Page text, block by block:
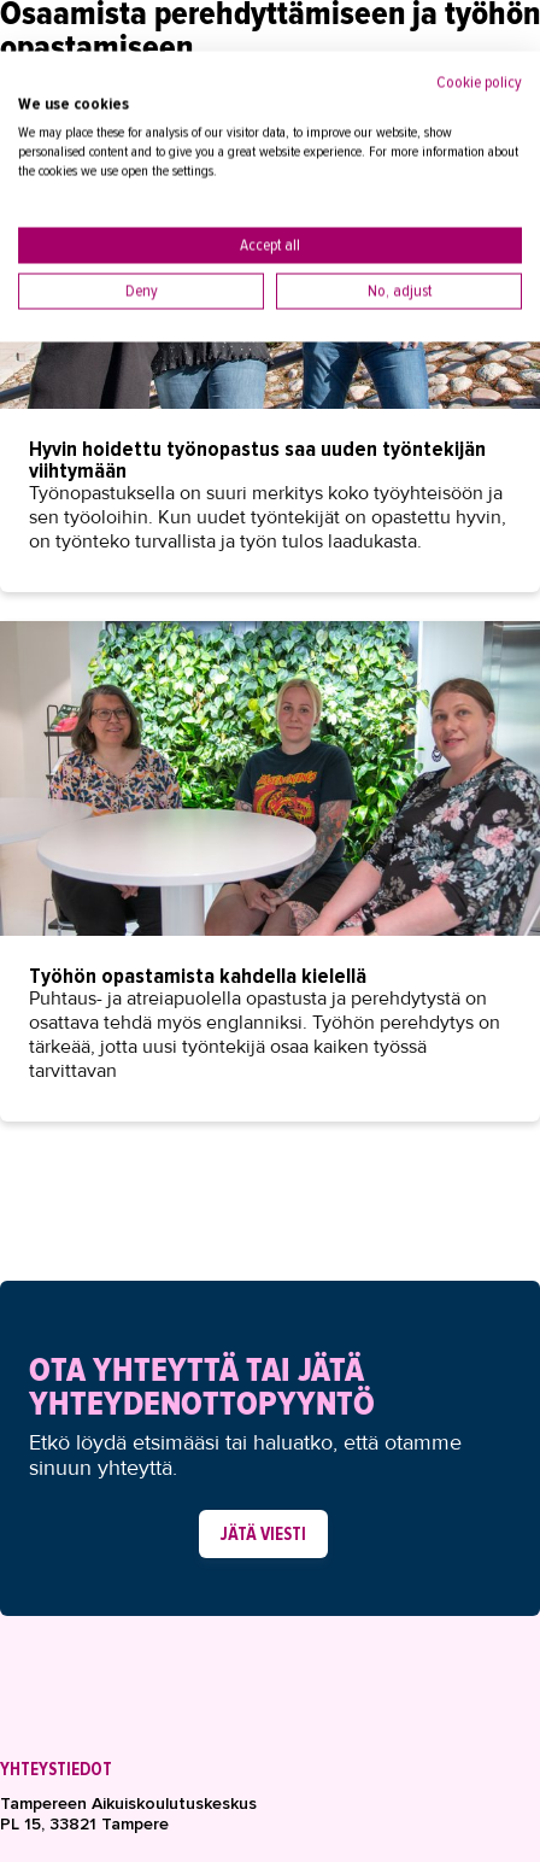
Osaamista perehdyttämiseen ja työhön
opastamiseen
Hyvin hoidettu työnopastus saa uuden työntekijän
viihtymään
Työnopastuksella on suuri merkitys koko työyhteisöön ja
sen työoloihin. Kun uudet työntekijät on opastettu hyvin,
on työnteko turvallista ja työn tulos laadukasta.
Työhön opastamista kahdella kielellä
Puhtaus- ja atreiapuolella opastusta ja perehdytystä on
osattava tehdä myös englanniksi. Työhön perehdytys on
tärkeää, jotta uusi työntekijä osaa kaiken työssä
tarvittavan
OTA YHTEYTTÄ TAI JÄTÄ
YHTEYDENOTTOPYYNTÖ
Etkö löydä etsimääsi tai haluatko, että otamme
sinuun yhteyttä.
JÄTÄ VIESTI
YHTEYSTIEDOT
Tampereen Aikuiskoulutuskeskus
PL 15, 33821 Tampere
Cookie policy
We use cookies
We may place these for analysis of our visitor data, to improve our website, show
personalised content and to give you a great website experience. For more information about
the cookies we use open the settings.
Accept all
Deny No, adjust